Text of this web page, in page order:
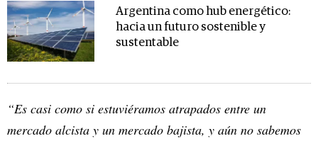
Argentina como hub energético:
hacia un futuro sostenible y
sustentable
“Es casi como si estuviéramos atrapados entre un
mercado alcista y un mercado bajista, y aún no sabemos